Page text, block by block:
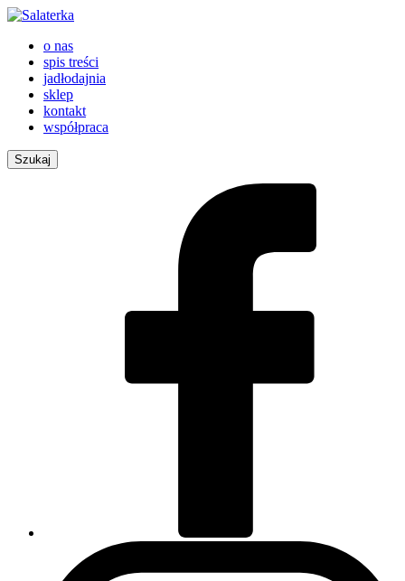
o nas
spis treści
jadłodajnia
sklep
kontakt
współpraca
Szukaj